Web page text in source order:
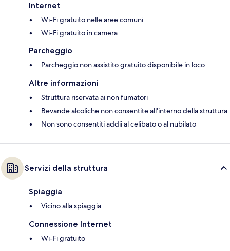
Internet
Wi-Fi gratuito nelle aree comuni
Wi-Fi gratuito in camera
Parcheggio
Parcheggio non assistito gratuito disponibile in loco
Altre informazioni
Struttura riservata ai non fumatori
Bevande alcoliche non consentite all'interno della struttura
Non sono consentiti addii al celibato o al nubilato
Servizi della struttura
Spiaggia
Vicino alla spiaggia
Connessione Internet
Wi-Fi gratuito